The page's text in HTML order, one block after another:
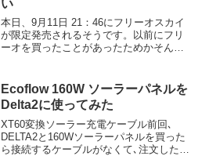
い
本日、9月11日 21：46にフリーオスカイ
が限定発売されるそうです。以前にフリ
ーオを買ったことがあったためかそんな
Ecoflow 160W ソーラーパネルを
Delta2に使ってみた
XT60変換ソーラー充電ケーブル前回､
DELTA2と160Wソーラーパネルを買った
ら接続するケーブルがなくて､注文したら